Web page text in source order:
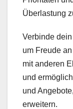
Überlastung
Verbinde
um Freude
mit anderen
und
und
erweitern.